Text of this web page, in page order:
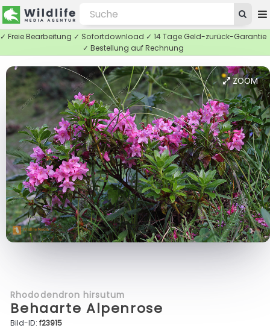
✓ Freie Bearbeitung ✓ Sofortdownload ✓ 14 Tage Geld-zurück-Garantie
✓ Bestellung auf Rechnung
ZOOM
Rhododendron hirsutum
Behaarte Alpenrose
Bild-ID:f23915